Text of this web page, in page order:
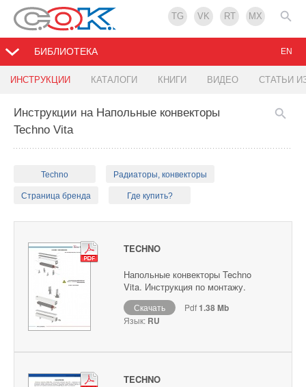
TG VK RT MX
БИБЛИОТЕКА
ИНСТРУКЦИИ КАТАЛОГИ КНИГИ ВИДЕО СТАТЬИ
EN
Инструкции на Напольные конвекторы
Techno Vita
Techno Радиаторы, конвекторы
Страница бренда Где купить?
TECHNO
Напольные конвекторы Techno
Vita. Инструкция по монтажу.
Скачать Pdf1.38 Mb
Язык: RU
TECHNO